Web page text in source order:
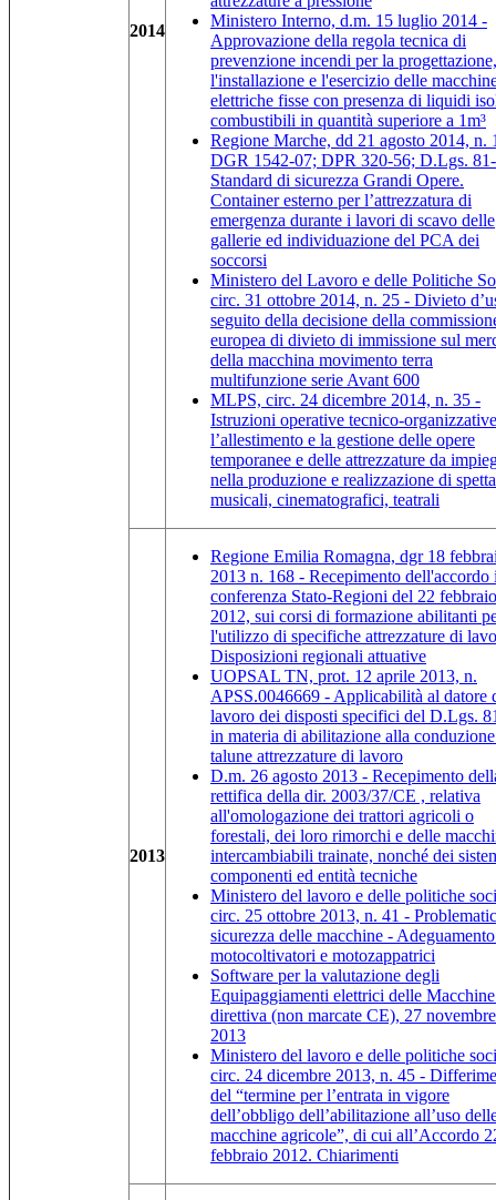
2014
Ministero Interno, d.m. 15 luglio 2014 -
Approvazione della regola tecnica di
prevenzione incendi per la progettazione,
l'installazione e l'esercizio delle
elettriche fisse con presenza di liquidi
combustibili in quantità superiore a 1m³
Regione Marche, dd 21 agosto 2014, n.
DGR 1542-07; DPR 320-56; D.Lgs.
Standard di sicurezza Grandi Opere.
Container esterno per l’attrezzatura di
emergenza durante i lavori di scavo delle
gallerie ed individuazione del PCA dei
soccorsi
Ministero del Lavoro e delle Politiche
circ. 31 ottobre 2014, n. 25 - Divieto
seguito della decisione della
europea di divieto di immissione sul
della macchina movimento terra
multifunzione serie Avant 600
MLPS, circ. 24 dicembre 2014, n. 35 -
Istruzioni operative tecnico-
l’allestimento e la gestione delle opere
temporanee e delle attrezzature da
nella produzione e realizzazione di
musicali, cinematografici, teatrali
2013
Regione Emilia Romagna, dgr 18
2013 n. 168 - Recepimento dell'accordo
conferenza Stato-Regioni del 22 febbraio
2012, sui corsi di formazione abilitanti
l'utilizzo di specifiche attrezzature di
Disposizioni regionali attuative
UOPSAL TN, prot. 12 aprile 2013, n.
APSS.0046669 - Applicabilità al datore
lavoro dei disposti specifici del D.Lgs.
in materia di abilitazione alla
talune attrezzature di lavoro
D.m. 26 agosto 2013 - Recepimento
rettifica della dir. 2003/37/CE , relativa
all'omologazione dei trattori agricoli o
forestali, dei loro rimorchi e delle
intercambiabili trainate, nonché dei
componenti ed entità tecniche
Ministero del lavoro e delle politiche
circ. 25 ottobre 2013, n. 41 -
sicurezza delle macchine -
motocoltivatori e motozappatrici
Software per la valutazione degli
Equipaggiamenti elettrici delle
direttiva (non marcate CE), 27 novembre
2013
Ministero del lavoro e delle politiche
circ. 24 dicembre 2013, n. 45 -
del “termine per l’entrata in vigore
dell’obbligo dell’abilitazione all’uso
macchine agricole”, di cui all’Accordo
febbraio 2012. Chiarimenti